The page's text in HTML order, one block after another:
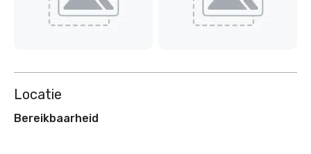
Locatie
Bereikbaarheid